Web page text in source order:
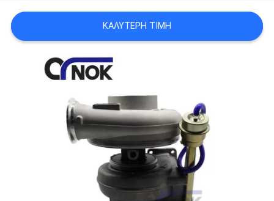
ΕΙΔΉΣΕΙΣ
ΖΗΤΉΣΤΕ
ΑΠΌΣΠΑΣΜΑ
ΚΑΛΎΤΕΡΗ ΤΙΜΉ